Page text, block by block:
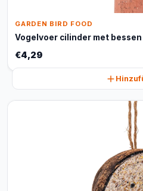
GARDEN BIRD FOOD
Vogelvoer cilinder met bessen
€4,29